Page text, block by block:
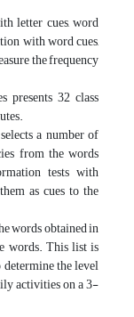
letter cues, word
with word cues,
the frequency
presents 32 class
a number of
from the words
tests with
as cues to the
words obtained in
words. This list is
determine the level
activities on a 3-